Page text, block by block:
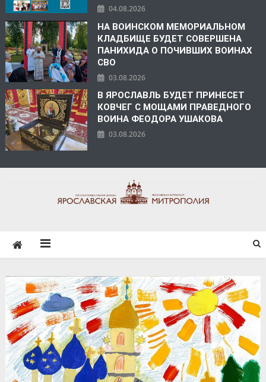
04.08.2026
НА ВОИНСКОМ МЕМОРИАЛЬНОМ
КЛАДБИЩЕ БУДЕТ СОВЕРШЕНА
ПАНИХИДА О ПОЧИВШИХ ВОИНАХ
СВО
03.08.2026
В ЯРОСЛАВЛЬ БУДЕТ ПРИНЕСЕТ
КОВЧЕГ С МОЩАМИ ПРАВЕДНОГО
ВОИНА ФЕОДОРА УШАКОВА
03.08.2026